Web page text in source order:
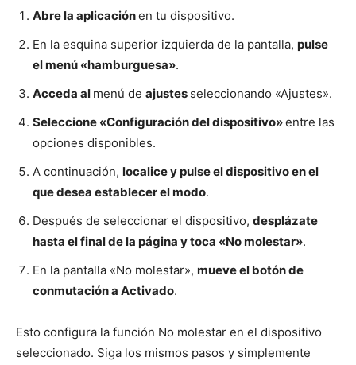
Abre la aplicaciónen tu dispositivo.
En la esquina superior izquierda de la pantalla, pulse
el menú «hamburguesa».
Acceda al menú de ajustes seleccionando «Ajustes».
Seleccione «Configuración del dispositivo»entre las
opciones disponibles.
A continuación, localice y pulse el dispositivo en el
que desea establecer el modo.
Después de seleccionar el dispositivo, desplázate
hasta el final de la página y toca «No molestar».
En la pantalla «No molestar», mueve el botón de
conmutación a Activado.
Esto configura la función No molestar en el dispositivo
seleccionado. Siga los mismos pasos y simplemente